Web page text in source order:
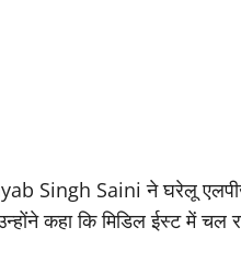
Singh Saini ने घरेलू
कहा कि मिडिल ईस्ट में चल